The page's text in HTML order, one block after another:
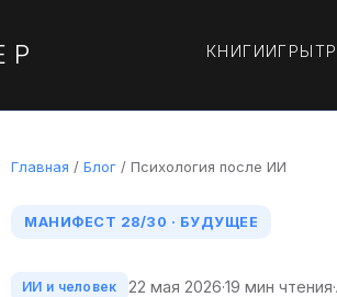
КНИГИИГРЫ
Главная / Блог / Психология после ИИ
МАНИФЕСТ 28/30 · БУДУЩЕЕ
ИИ и человек 22 мая 2026·19 мин чтения·